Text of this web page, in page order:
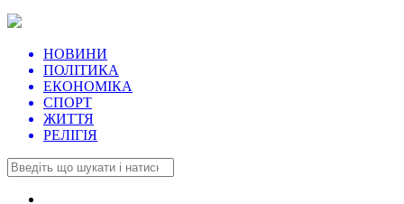
НОВИНИ
ПОЛІТИКА
ЕКОНОМІКА
СПОРТ
ЖИТТЯ
РЕЛІГІЯ